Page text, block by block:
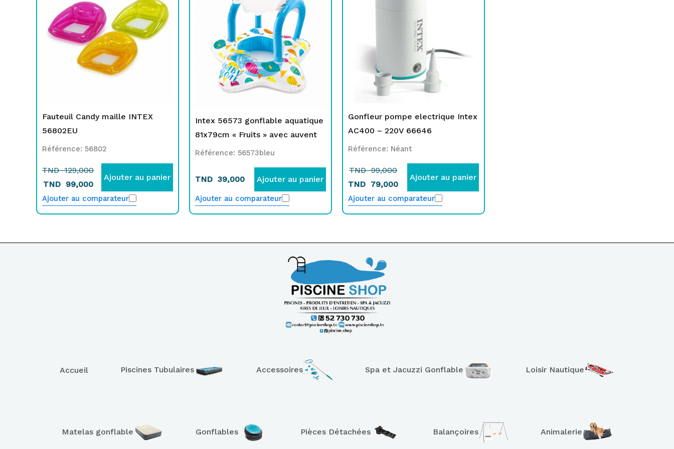
Fauteuil Candy maille INTEX
56802EU
Référence: 56802
TND129,000
était :
TND
129,000.
TND 99,000
est :
TND
99,000.
Ajouter au panier
Ajouter au comparateur
Intex 56573 gonflable aquatique
81x79cm « Fruits » avec auvent
Référence: 56573bleu
TND 39,000 Ajouter au panier
Ajouter au comparateur
Gonfleur pompe electrique Intex
AC400 – 220V 66646
Référence: Néant
TND99,000
TND 79,000
Ajouter au panier
Ajouter au comparateur
Accueil Piscines Tubulaires Accessoires Spa et Jacuzzi Gonflable Loisir Nautique
Matelas gonflable Gonflables Pièces Détachées Balançoires Animalerie